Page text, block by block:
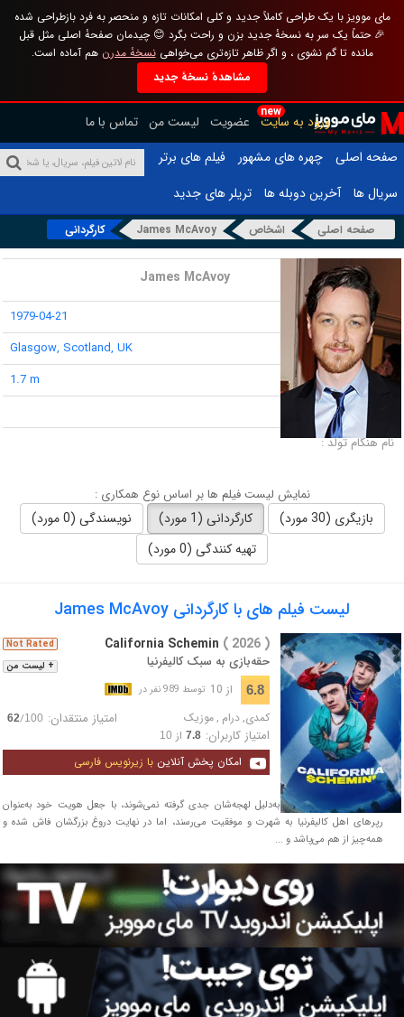
مای موویز با یک طراحی کاملاً جدید و کلی امکانات تازه و منحصر به فرد بازطراحی شده
🎉 حتماً یک سر به نسخهٔ جدید بزن و راحت بگرد 😊 چیدمان صفحهٔ اصلی مثل قبل
مانده تا گم نشوی ، و اگر ظاهر تازه‌تری می‌خواهینسخهٔ مدرن هم آماده است.
مشاهدهٔ نسخهٔ جدید
new
ورود به سایت عضویت لیست من تماس با ما
صفحه اصلی
چهره های مشهور
فیلم های برتر
سریال ها
آخرین دوبله ها تریلر های جدید
صفحه اصلی اشخاص James McAvoy کارگردانی
James McAvoy
تاریخ تولد :
1979-04-21
محل تولد :
Glasgow, Scotland, UK
قد :
1.7 m
لقب :
نام هنگام تولد :
نمایش لیست فیلم ها بر اساس نوع همکاری :
بازیگری (30 مورد) کارگردانی (1 مورد)
نویسندگی (0 مورد)
تهیه کنندگی (0 مورد)
لیست فیلم های با کارگردانی James McAvoy
+ لیست من
Not Rated California Schemin ( 2026 )
حقه‌بازی به سبک کالیفرنیا
6.8 از 10 توسط 989 نفر در
کمدی,درام ,موزیک امتیاز منتقدان: 62/100
امتیاز کاربران: 7.8از 10
امکان پخش آنلاین با زیرنویس فارسی
دو موسیقیدان جوان که به‌دلیل لهجه‌شان جدی گرفته نمی‌شوند، با جعل هویت خود به‌عنوان
رپرهای اهل کالیفرنیا به شهرت و موفقیت می‌رسند، اما در نهایت دروغ بزرگشان فاش شده و
همه‌چیز از هم می‌پاشد و ...